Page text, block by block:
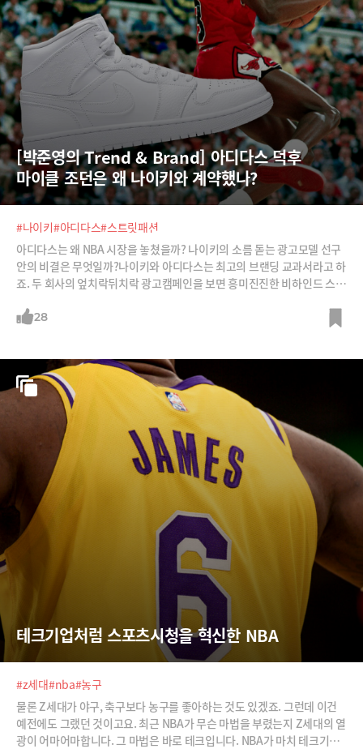
[박준영의 Trend & Brand] 아디다스 덕후
마이클 조던은 왜 나이키와 계약했나?
#나이키#아디다스#스트릿패션
아디다스는 왜 NBA 시장을 놓쳤을까? 나이키의 소름 돋는 광고모델 선구
안의 비결은 무엇일까?나이키와 아디다스는 최고의 브랜딩 교과서라고 하
죠. 두 회사의 엎치락뒤치락 광고캠페인을 보면 흥미진진한 비하인드 스토
이트를 얻어보시죠.
28
테크기업처럼 스포츠시청을 혁신한 NBA
#z세대#nba#농구
물론 Z세대가 야구, 축구보다 농구를 좋아하는 것도 있겠죠. 그런데 이건
예전에도 그랬던 것이고요. 최근 NBA가 무슨 마법을 부렸는지 Z세대의 열
광이 어마어마합니다. 그 마법은 바로 테크입니다. NBA가 마치 테크기업